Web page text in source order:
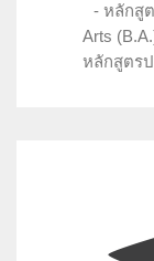
หลักสู
Arts
หลักสูตร